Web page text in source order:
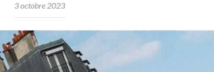
3 octobre 2023